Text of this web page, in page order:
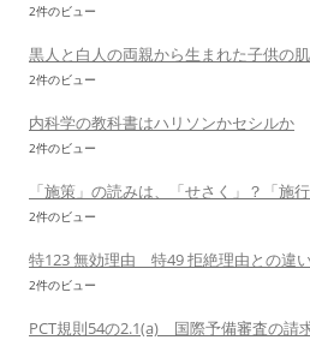
2件のビュー
黒人と白人の両親から生まれた子供の
2件のビュー
内科学の教科書はハリソンかセシルか
2件のビュー
「施策」の読みは、「せさく」？「施
2件のビュー
特123 無効理由 特49 拒絶理由との違
2件のビュー
PCT規則54の2.1(a) 国際予備審査の請